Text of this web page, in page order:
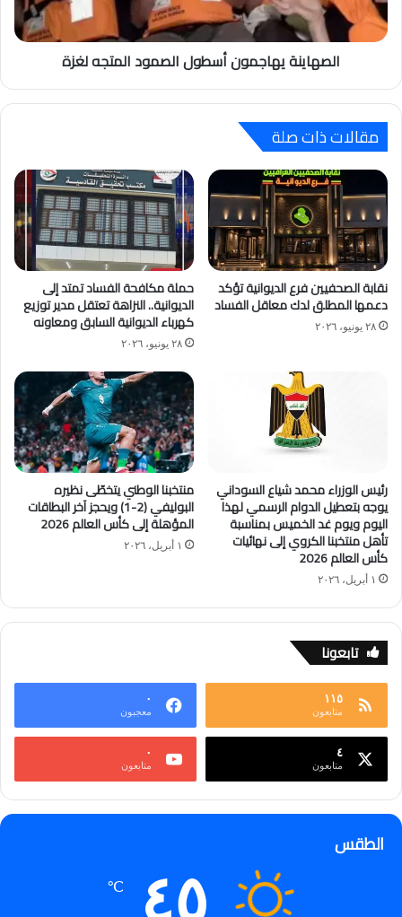
الصهاينة يهاجمون أسطول الصمود المتجه لغزة
مقالات ذات صلة
نقابة الصحفيين فرع الديوانية تؤكد
دعمها المطلق لدك معاقل الفساد
٢٨ يونيو، ٢٠٢٦
حملة مكافحة الفساد تمتد إلى
الديوانية.. النزاهة تعتقل مدير توزيع
كهرباء الديوانية السابق ومعاونه
٢٨ يونيو، ٢٠٢٦
رئيس الوزراء محمد شياع السوداني
يوجه بتعطيل الدوام الرسمي لهذا
اليوم ويوم غد الخميس بمناسبة
تأهل منتخبنا الكروي إلى نهائيات
كأس العالم 2026
١ أبريل، ٢٠٢٦
منتخبنا الوطني يتخطّى نظيره
البوليفي (2-1) ويحجز آخر البطاقات
المؤهلة إلى كأس العالم 2026
١ أبريل، ٢٠٢٦
تابعونا
١١٥
متابعون
٠
معجبون
٤
متابعون
٠
متابعون
الطقس
٤٥ ℃